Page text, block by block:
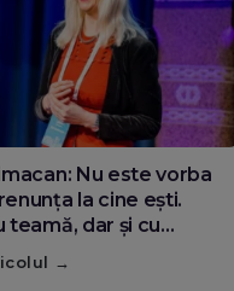
românca de la Google
că diaspora
România